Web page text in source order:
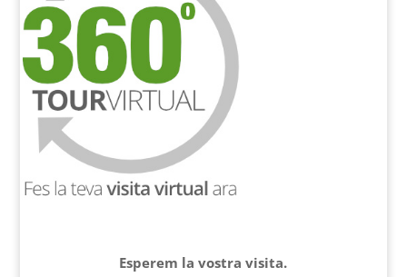
Esperem la vostra visita.